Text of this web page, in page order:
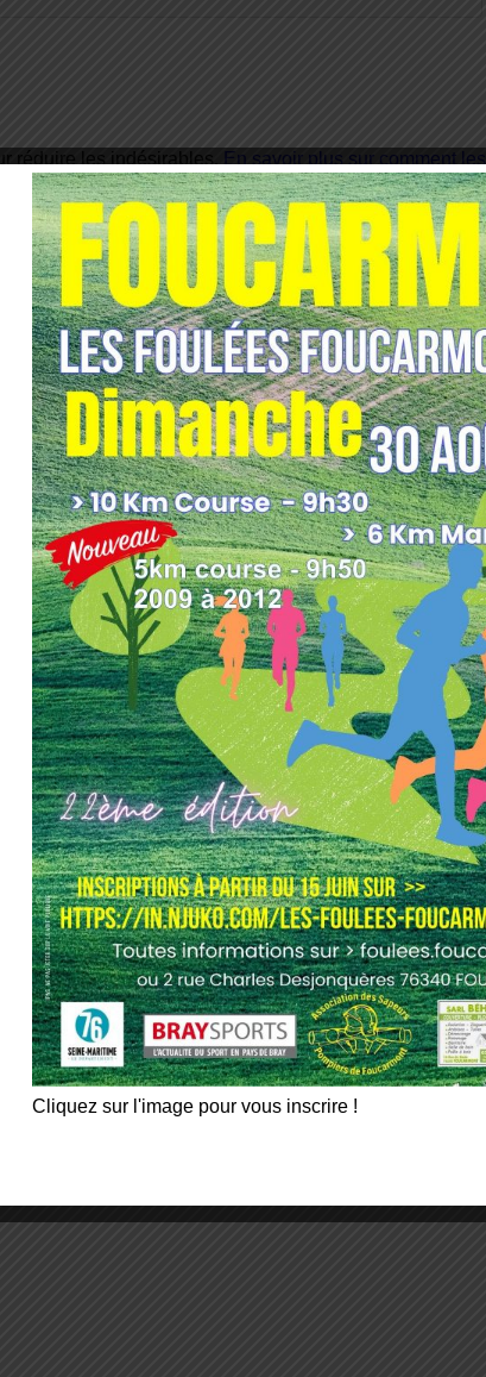
réduire les indésirables. En savoir plus sur comment les
sont utilisées.
Cliquez sur l'image pour vous inscrire !